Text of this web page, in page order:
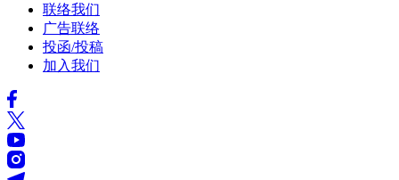
联络我们
广告联络
投函/投稿
加入我们